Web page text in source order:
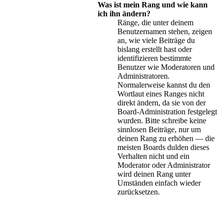
Was ist mein Rang und wie kann
ich ihn ändern?
Ränge, die unter deinem
Benutzernamen stehen, zeigen
an, wie viele Beiträge du
bislang erstellt hast oder
identifizieren bestimmte
Benutzer wie Moderatoren und
Administratoren.
Normalerweise kannst du den
Wortlaut eines Ranges nicht
direkt ändern, da sie von der
Board-Administration festgelegt
wurden. Bitte schreibe keine
sinnlosen Beiträge, nur um
deinen Rang zu erhöhen — die
meisten Boards dulden dieses
Verhalten nicht und ein
Moderator oder Administrator
wird deinen Rang unter
Umständen einfach wieder
zurücksetzen.